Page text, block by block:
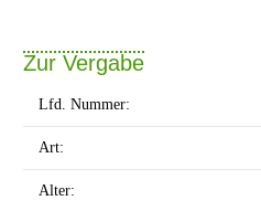
Zur Vergabe
Lfd. Nummer:
Art:
Alter: